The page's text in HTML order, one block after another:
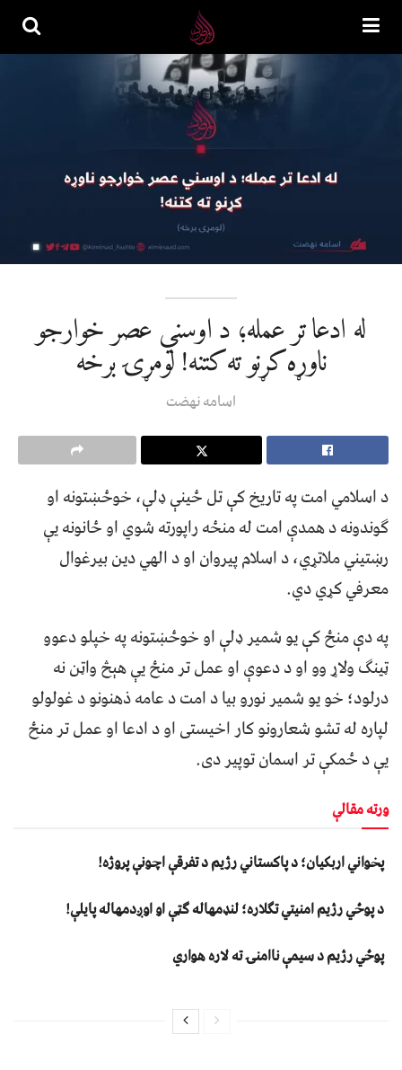
له ادعا تر عمله؛ د اوسني عصر خوارجو
ناوړه کړنو ته کتنه! لومړۍ برخه
اسامه نهضت
د اسلامي امت په تاریخ کې تل ځینې ډلې، خوځښتونه او
ګوندونه د همدې امت له منځه راپورته شوي او ځانونه یې
رښتیني ملاتړي، د اسلام پیروان او د الهي دین بیرغوال
معرفي کړي دي.
په دې منځ کې یو شمیر ډلې او خوځښتونه په خپلو دعوو
ټینګ ولاړ وو او د دعوې او عمل تر منځ یې هېڅ واټن نه
درلود؛ خو یو شمیر نورو بیا د امت د عامه ذهنونو د غولولو
لپاره له تشو شعارونو کار اخیستی او د ادعا او عمل تر منځ
یې د ځمکې تر اسمان توپیر دی.
ورته مقالې
پخواني اربکیان؛ د پاکستاني رژیم د تفرقې اچونې پروژه!
د پوځي رژیم امنیتي تګلاره؛ لنډمهاله ګټې او اوږدمهاله پایلې!
پوځي رژیم د سیمې ناامنۍ ته لاره هواري